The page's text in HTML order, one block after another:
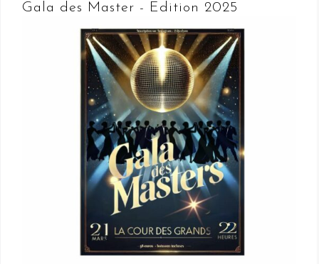
Gala des Master - Edition 2025